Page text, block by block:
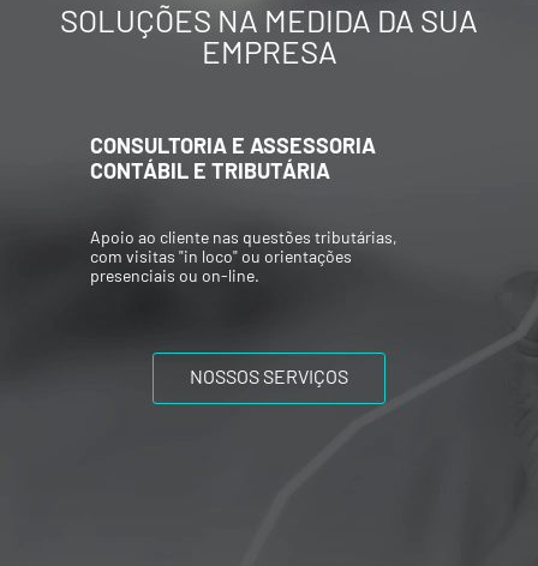
SOLUÇÕES NA MEDIDA DA SUA
EMPRESA
CONSULTORIA E ASSESSORIA
CONTÁBIL E TRIBUTÁRIA
Apoio ao cliente nas questões tributárias,
com visitas "in loco" ou orientações
presenciais ou on-line.
NOSSOS SERVIÇOS